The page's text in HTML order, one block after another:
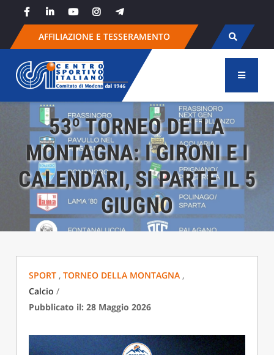
content
AFFILIAZIONE E TESSERAMENTO
53º TORNEO DELLA
MONTAGNA: I GIRONI E I
CALENDARI, SI PARTE IL 5
GIUGNO
SPORT ,TORNEO DELLA MONTAGNA ,
Calcio /
Pubblicato il: 28 Maggio 2026